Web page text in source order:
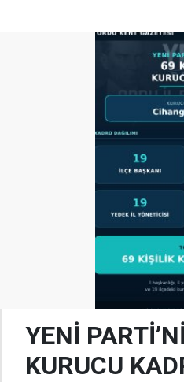
YENİ
KURUCU